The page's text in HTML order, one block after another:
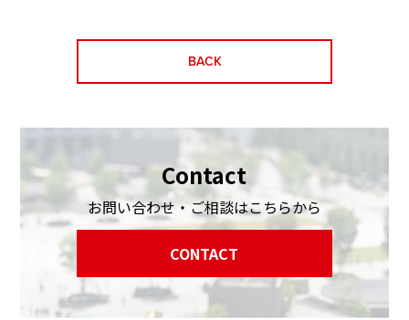
BACK
Contact
お問い合わせ・ご相談はこちらから
CONTACT